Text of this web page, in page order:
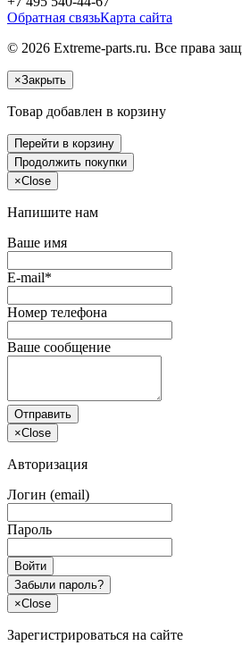
Обратная связьКарта сайта
© 2026 Extreme-parts.ru. Все права
×Закрыть
Товар добавлен в корзину
Перейти в корзину
Продолжить покупки
×Close
Напишите нам
Ваше имя
E-mail*
Номер телефона
Ваше сообщение
Отправить
×Close
Авторизация
Логин (email)
Пароль
Войти
Забыли пароль?
×Close
Зарегистрироваться на сайте